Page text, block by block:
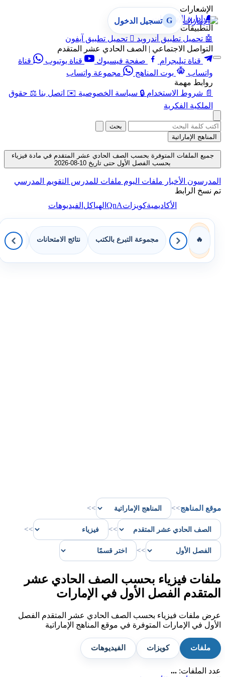
الإشعارات
🔔 إدارة الإشعارات
التطبيقات
🤖 تحميل تطبيق أندرويد  تحميل تطبيق آيفون
التواصل الاجتماعي | الصف الحادي عشر المتقدم
قناة تيليجرام
صفحة فيسبوك قناة يوتيوب
قناة
واتساب
بوت المناهج
مجموعة واتساب
روابط مهمة
📄 شروط الاستخدام 🔒 سياسة الخصوصية ✉️ اتصل بنا ⚖️ حقوق
الملكية الفكرية
G تسجيل الدخول
بحث
المناهج الإماراتية
جميع الملفات المتوفرة بحسب الصف الحادي عشر المتقدم في مادة فيزياء
بحسب الفصل الأول حتى تاريخ 10-08-2026
المدرسون الأخبار ملفات اليوم ملفات للمدرس التقويم المدرسي
تم نسخ الرابط
الأكاديميةكويزاتQnAالهياكلالفيديوهات
🔥 مجموعة التبرع بالكتب نتائج الامتحانات
موقع المناهج>>
>>
>>
>>
>>
ملفات فيزياء بحسب الصف الحادي عشر
المتقدم الفصل الأول في الإمارات
عرض ملفات فيزياء بحسب الصف الحادي عشر المتقدم الفصل
الأول في الإمارات المتوفرة في موقع المناهج الإماراتية
ملفات كويزات الفيديوهات
عدد الملفات: ...